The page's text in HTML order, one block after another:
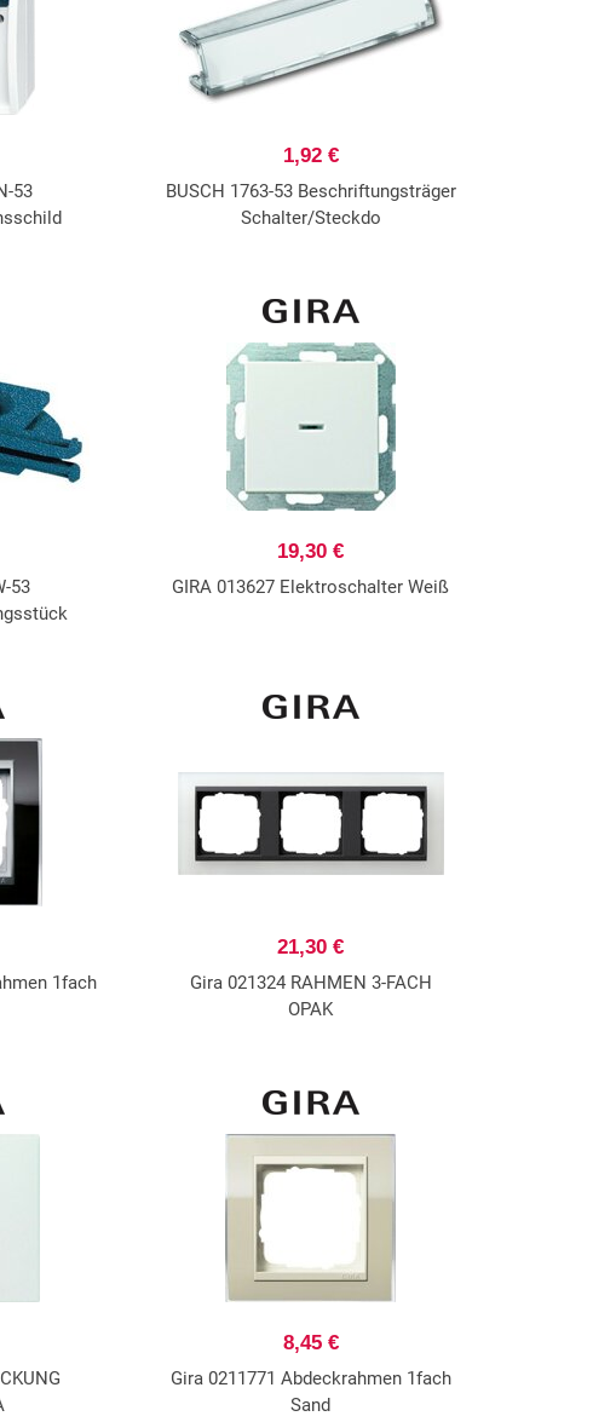
53
1,92 €
BUSCH 1763-53 Beschriftungsträger
Schalter/Steckdo
53
19,30 €
GIRA 013627 Elektroschalter Weiß
1fach
21,30 €
Gira 021324 RAHMEN 3-FACH
OPAK
8,45 €
Gira 0211771 Abdeckrahmen 1fach
Sand